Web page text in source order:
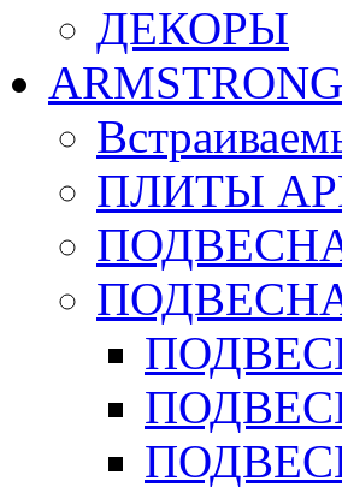
ДЕКОРЫ
ARMSTRONG
ПЛИТЫ